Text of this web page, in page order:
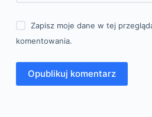
Zapisz moje dane w tej
komentowania.
Opublikuj komentarz